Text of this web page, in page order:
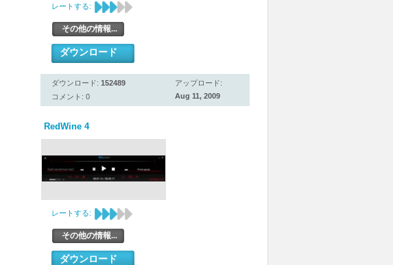
レートする:
その他の情報...
ダウンロード
ダウンロード: 152489
コメント: 0
アップロード:
Aug 11, 2009
RedWine 4
レートする:
その他の情報...
ダウンロード